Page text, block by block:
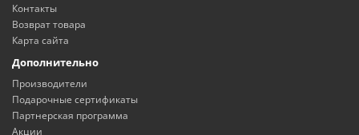
Контакты
Возврат товара
Карта сайта
Дополнительно
Производители
Подарочные сертификаты
Партнерская программа
Акции